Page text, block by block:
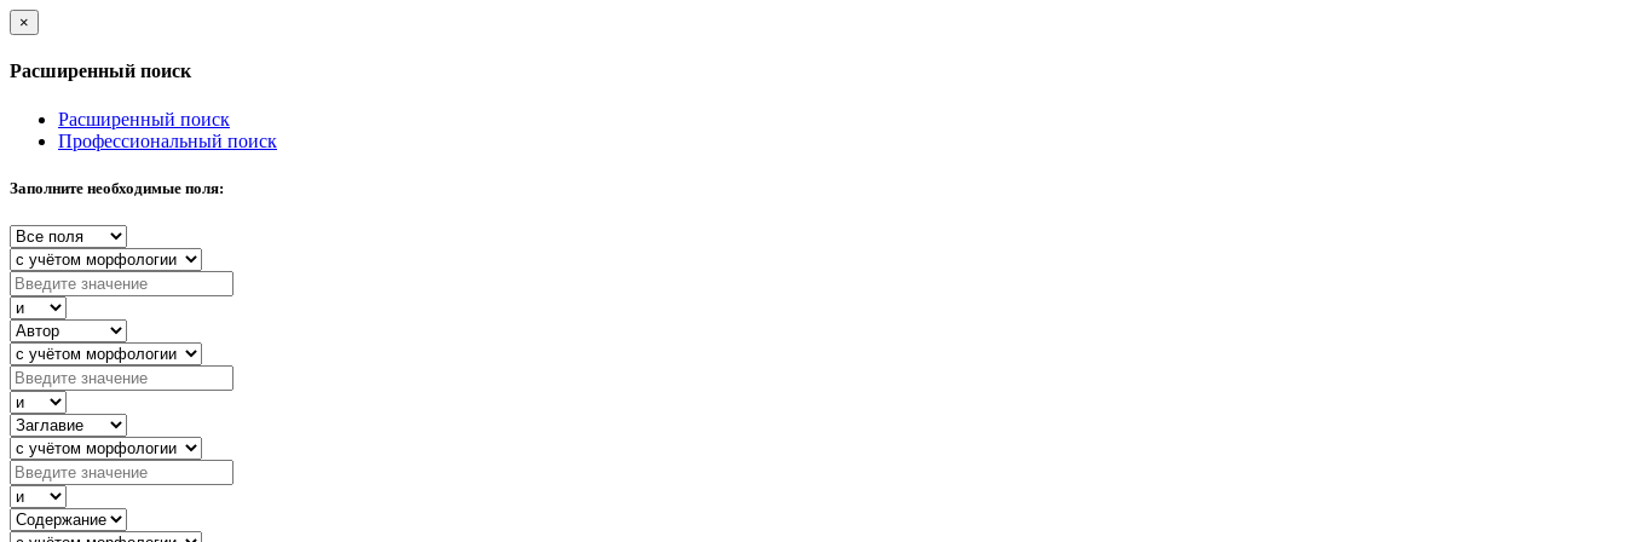
×
Расширенный поиск
Расширенный поиск
Профессиональный поиск
Заполните необходимые поля: